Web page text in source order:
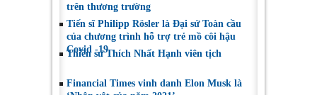
trên thương trường
Tiến sĩ Philipp Rösler là Đại sứ Toàn cầu
của chương trình hỗ trợ trẻ mồ côi hậu
Covid -19
Thiền sư Thích Nhất Hạnh viên tịch
Financial Times vinh danh Elon Musk là